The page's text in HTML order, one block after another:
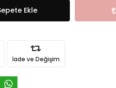
Ekle
İade ve Değişim